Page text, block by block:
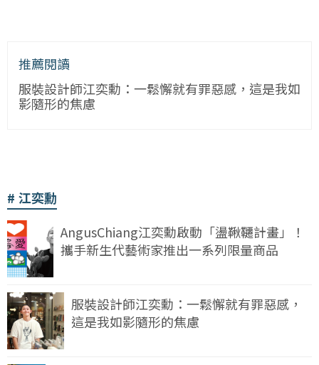
推薦閱讀
服裝設計師江奕勳：一鬆懈就有罪惡感，這是我如
影隨形的焦慮
江奕勳
AngusChiang江奕勳啟動「盪鞦韆計畫」！
攜手新生代藝術家推出一系列限量商品
服裝設計師江奕勳：一鬆懈就有罪惡感，
這是我如影隨形的焦慮